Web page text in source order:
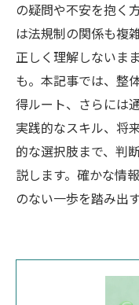
の疑問や不安を抱く
は法規制の関係も複
正しく理解しないま
も。本記事では、整
得ルート、さらには
実践的なスキル、将
的な選択肢まで、判
説します。確かな情
のない一歩を踏み出